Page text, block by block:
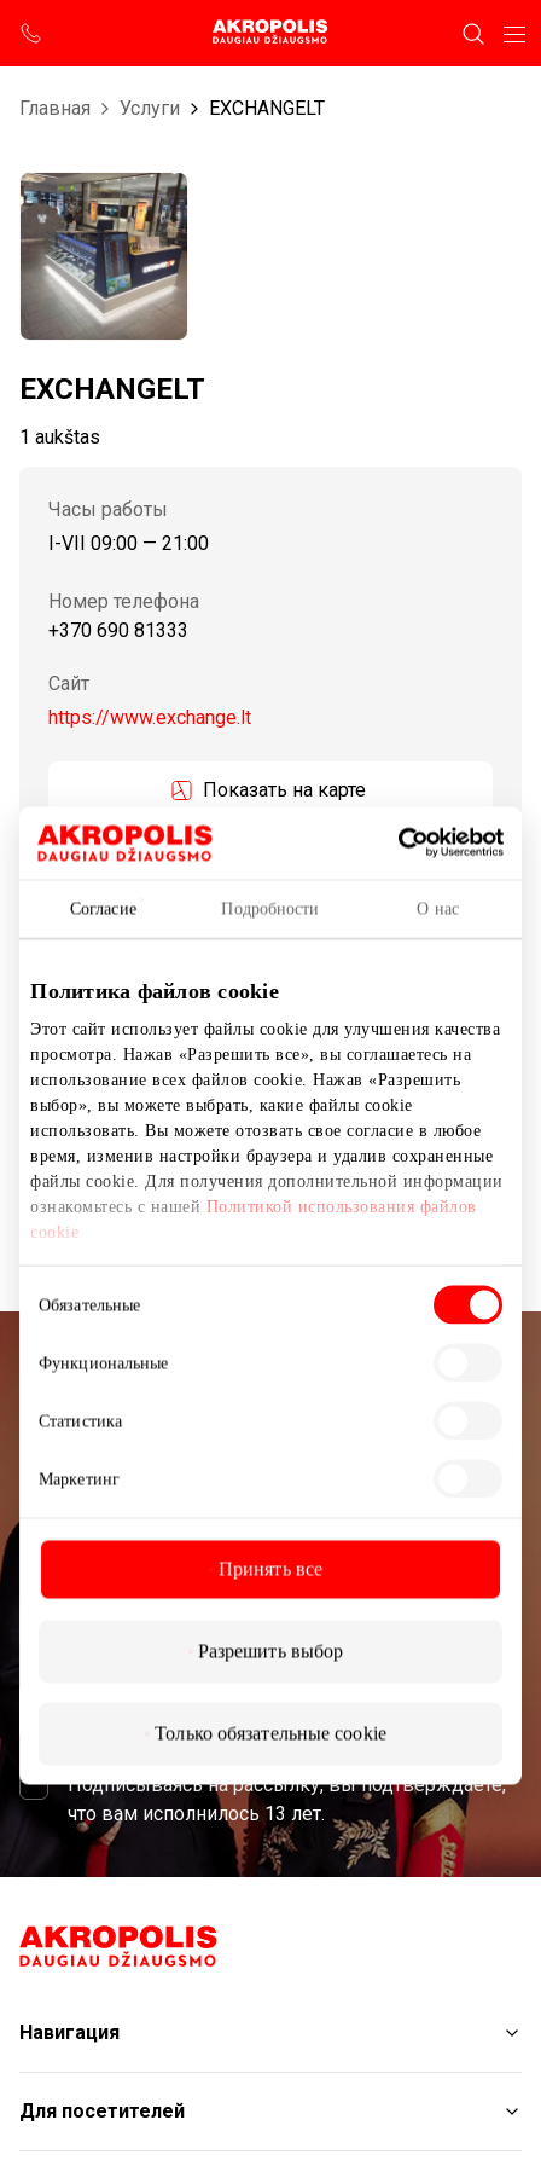
Согласие Подробности О нас
Политика файлов cookie
Этот сайт использует файлы cookie для улучшения качества
просмотра. Нажав «Разрешить все», вы соглашаетесь на
использование всех файлов cookie. Нажав «Разрешить
выбор», вы можете выбрать, какие файлы cookie
использовать. Вы можете отозвать свое согласие в любое
время, изменив настройки браузера и удалив сохраненные
файлы cookie. Для получения дополнительной информации
ознакомьтесь с нашей Политикой использования файлов
cookie
согласия
Обязательные
Функциональные
Статистика
Маркетинг
Принять все
Разрешить выбор
Только обязательные cookie
Главная Услуги EXCHANGELT
EXCHANGELT
1 aukštas
Часы работы
I-VII 09:00 — 21:00
Номер телефона
+370 690 81333
Сайт
https://www.exchange.lt
Показать на карте
иностранных валют по выгодному, и
индивидуальному, в зависимости от суммы, курсу. –
юбилейных и коллекционных монет и банкнотов; —
Возврат налога на добавленную стоимость (НДС) (Tax
Card); — Услуга денежных переводов Western Union; —
Посредничество в получении потребительского
кредита; — Продажа предоплаченных СИМ-карт, карт
пополнения счета.
Подписывайтесь на рассылку
Узнайте первыми о лучших предложениях,
Подписываясь на рассылку, вы подтверждаете,
что вам исполнилось 13 лет.
Навигация
Магазины
Услуги
Рестораны
Для посетителей
План торгового центра